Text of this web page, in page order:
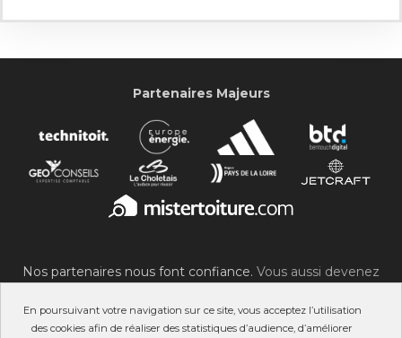
En poursuivant votre navigation sur ce site, vous acceptez l’utilisation
des cookies afin de réaliser des statistiques d’audience, d’améliorer
Partenaires Majeurs
Nos partenaires nous font confiance. Vous aussi devenez